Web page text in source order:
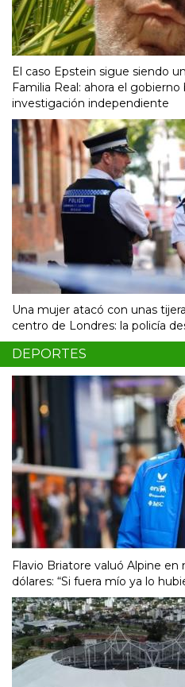
El caso Epstein sigue siendo
Familia Real: ahora el
investigación independiente
Una mujer atacó con unas
centro de Londres: la policía
DEPORTES
Flavio Briatore valuó Alpine
dólares: “Si fuera mío ya lo